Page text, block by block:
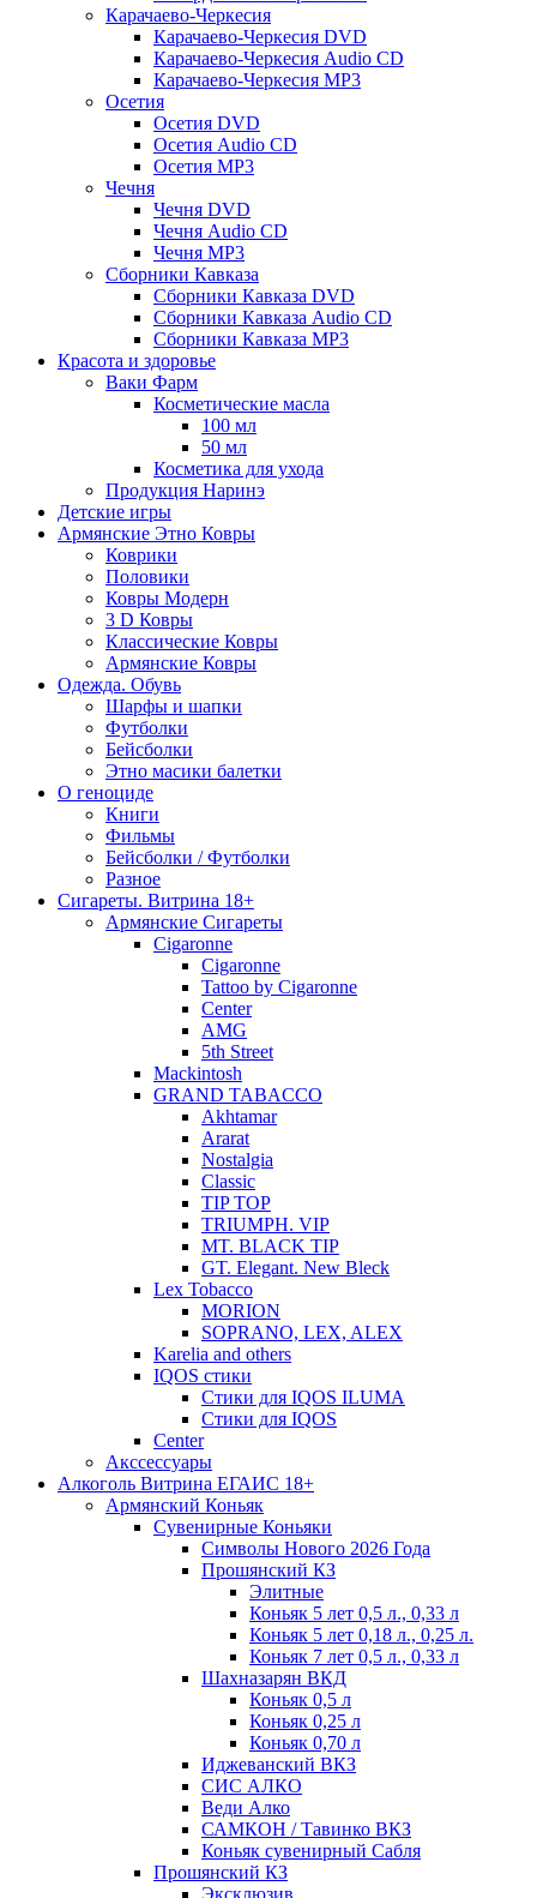
Карачаево-Черкесия
Карачаево-Черкесия DVD
Карачаево-Черкесия Audio CD
Карачаево-Черкесия MP3
Осетия
Осетия DVD
Осетия Audio CD
Осетия MP3
Чечня
Чечня DVD
Чечня Audio CD
Чечня MP3
Сборники Кавказа
Сборники Кавказа DVD
Сборники Кавказа Audio CD
Сборники Кавказа MP3
Красота и здоровье
Ваки Фарм
Косметические масла
100 мл
50 мл
Косметика для ухода
Продукция Наринэ
Детские игры
Армянские Этно Ковры
Коврики
Половики
Ковры Модерн
3 D Ковры
Классические Ковры
Армянские Ковры
Одежда. Обувь
Шарфы и шапки
Футболки
Бейсболки
Этно масики балетки
О геноциде
Книги
Фильмы
Бейсболки / Футболки
Разное
Сигареты. Витрина 18+
Армянские Сигареты
Cigaronne
Cigaronne
Tattoo by Cigaronne
Center
AMG
5th Street
Mackintosh
GRAND TABACCO
Akhtamar
Ararat
Nostalgia
Classic
TIP TOP
TRIUMPH. VIP
MT. BLACK TIP
GT. Elegant. New Bleck
Lex Tobacco
MORION
SOPRANO, LEX, ALEX
Karelia and others
IQOS стики
Стики для IQOS ILUMA
Стики для IQOS
Сenter
Акссессуары
Алкоголь Витрина ЕГАИС 18+
Армянский Коньяк
Сувенирные Коньяки
Символы Нового 2026 Года
Прошянский КЗ
Элитные
Коньяк 5 лет 0,5 л., 0,33 л
Коньяк 5 лет 0,18 л., 0,25 л.
Коньяк 7 лет 0,5 л., 0,33 л
Шахназарян ВКД
Коньяк 0,5 л
Коньяк 0,25 л
Коньяк 0,70 л
Иджеванский ВКЗ
СИС АЛКО
Веди Алко
САМКОН / Тавинко ВКЗ
Коньяк сувенирный Сабля
Прошянский КЗ
Эксклюзив